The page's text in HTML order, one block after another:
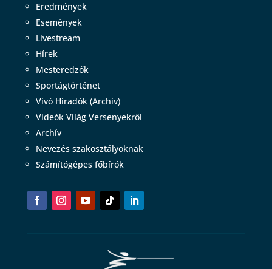
Eredmények
Események
Livestream
Hírek
Mesteredzők
Sportágtörténet
Vívó Híradók (Archív)
Videók Világ Versenyekről
Archív
Nevezés szakosztályoknak
Számítógépes főbírók